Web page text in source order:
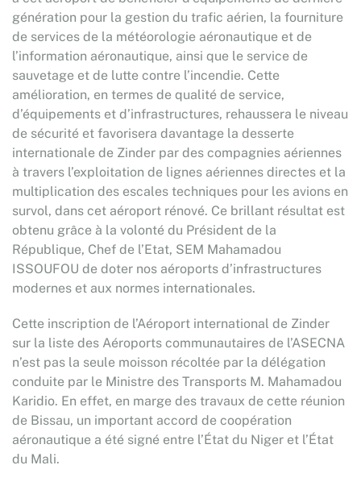
génération pour la gestion du trafic aérien, la fourniture
de services de la météorologie aéronautique et de
l’information aéronautique, ainsi que le service de
sauvetage et de lutte contre l’incendie. Cette
amélioration, en termes de qualité de service,
d’équipements et d’infrastructures, rehaussera le niveau
de sécurité et favorisera davantage la desserte
internationale de Zinder par des compagnies aériennes
à travers l’exploitation de lignes aériennes directes et la
multiplication des escales techniques pour les avions en
survol, dans cet aéroport rénové. Ce brillant résultat est
obtenu grâce à la volonté du Président de la
République, Chef de l’Etat, SEM Mahamadou
ISSOUFOU de doter nos aéroports d’infrastructures
modernes et aux normes internationales.
Cette inscription de l’Aéroport international de Zinder
sur la liste des Aéroports communautaires de l’ASECNA
n’est pas la seule moisson récoltée par la délégation
conduite par le Ministre des Transports M. Mahamadou
Karidio. En effet, en marge des travaux de cette réunion
de Bissau, un important accord de coopération
aéronautique a été signé entre l’État du Niger et l’État
du Mali.